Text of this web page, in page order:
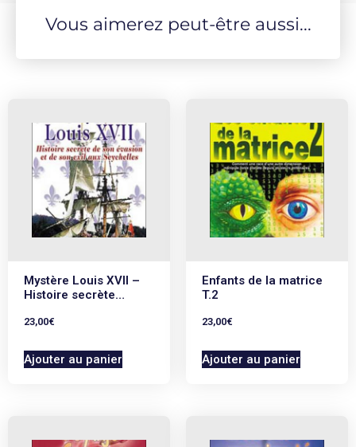
Vous aimerez peut-être aussi...
Mystère Louis XVII –
Histoire secrète…
23,00€
Ajouter au panier
Enfants de la matrice
T.2
23,00€
Ajouter au panier